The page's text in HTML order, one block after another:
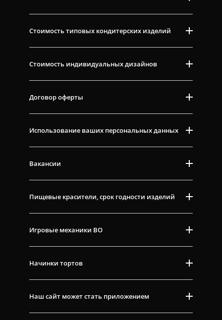
Стоимость типовых кондитерских изделий
Стоимость индивидуальных дизайнов
Договор оферты
Использование ваших персональных данных
Вакансии
Пищевые красители, срок годности изделий
Игровые механики ВО
Начинки тортов
Наш сайт может стать приложением